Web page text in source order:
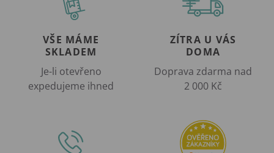
VŠE MÁME
SKLADEM
Je-li otevřeno
expedujeme ihned
ZÍTRA U VÁS
DOMA
Doprava zdarma nad
2 000 Kč